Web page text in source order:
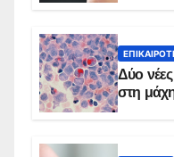
Δύο
στη